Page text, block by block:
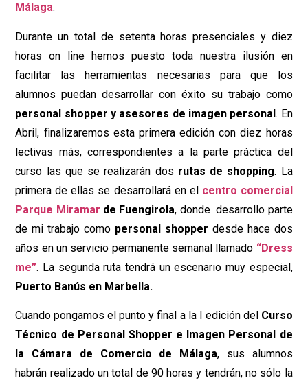
Málaga.
Durante un total de setenta horas presenciales y diez
horas on line hemos puesto toda nuestra ilusión en
facilitar las herramientas necesarias para que los
alumnos puedan desarrollar con éxito su trabajo como
personal shopper y asesores de imagen personal. En
Abril, finalizaremos esta primera edición con diez horas
lectivas más, correspondientes a la parte práctica del
curso las que se realizarán dos rutas de shopping. La
primera de ellas se desarrollará en el centro comercial
Parque Miramar de Fuengirola, donde desarrollo parte
de mi trabajo como personal shopper desde hace dos
años en un servicio permanente semanal llamado “Dress
me”. La segunda ruta tendrá un escenario muy especial,
Puerto Banús en Marbella.
Cuando pongamos el punto y final a la I edición del Curso
Técnico de Personal Shopper e Imagen Personal de
la Cámara de Comercio de Málaga, sus alumnos
habrán realizado un total de 90 horas y tendrán, no sólo la